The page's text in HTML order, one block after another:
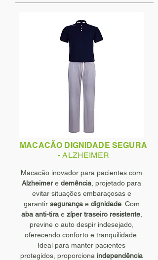
MACACÃO DIGNIDADE SEGURA
-ALZHEIMER
Macacão inovador para pacientes com
Alzheimere demência , projetado para
evitar situações embaraçosas e
garantir segurançae dignidade. Com
aba anti-tirae zíper traseiro resistente,
previne o auto despir indesejado,
oferecendo conforto e tranquilidade.
Ideal para manter pacientes
protegidos, proporciona independência